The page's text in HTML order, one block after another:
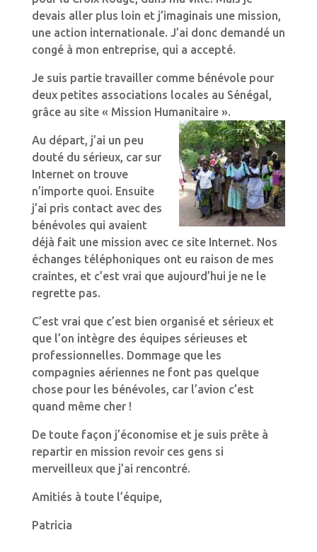
devais aller plus loin et j’imaginais une mission,
une action internationale. J’ai donc demandé un
congé à mon entreprise, qui a accepté.
Je suis partie travailler comme bénévole pour
deux petites associations locales au Sénégal,
grâce au site « Mission Humanitaire ».
Au départ, j’ai un peu
douté du sérieux, car sur
Internet on trouve
n’importe quoi. Ensuite
j’ai pris contact avec des
bénévoles qui avaient
déjà fait une mission avec ce site Internet. Nos
échanges téléphoniques ont eu raison de mes
craintes, et c’est vrai que aujourd’hui je ne le
regrette pas.
C’est vrai que c’est bien organisé et sérieux et
que l’on intègre des équipes sérieuses et
professionnelles. Dommage que les
compagnies aériennes ne font pas quelque
chose pour les bénévoles, car l’avion c’est
quand même cher !
De toute façon j’économise et je suis prête à
repartir en mission revoir ces gens si
merveilleux que j’ai rencontré.
Amitiés à toute l’équipe,
Patricia